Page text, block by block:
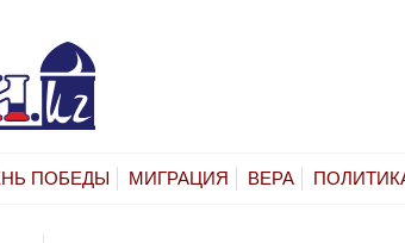
ПОБЕДЫ МИГРАЦИЯ ВЕРА